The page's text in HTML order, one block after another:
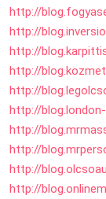
http://
http://blog.
http://
http://blog.
http://
http://blog.london-
http://
http://
http://
http://blog.